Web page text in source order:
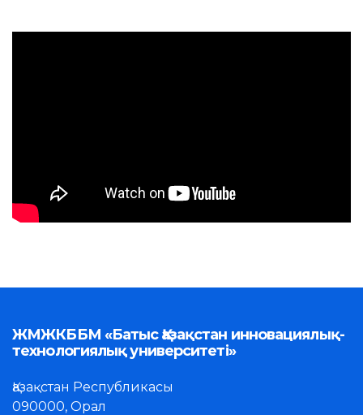
ЖМЖКББМ «Батыс Қазақстан инновациялық-
технологиялық университеті»
Қазақстан Республикасы
090000, Орал